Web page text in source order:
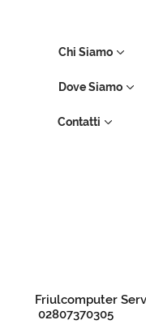
Chi Siamo
Dove Siamo
Contatti
Friulcomputer
02807370305